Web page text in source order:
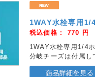
1WAY水栓専用1/
税込価格： 770 円
1WAY水栓専用1/4
分岐チーズは付属し